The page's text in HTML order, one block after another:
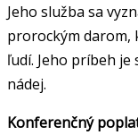
Jeho služba sa
prorockým darom,
ľudí. Jeho príbeh je
nádej.
Konferenčný